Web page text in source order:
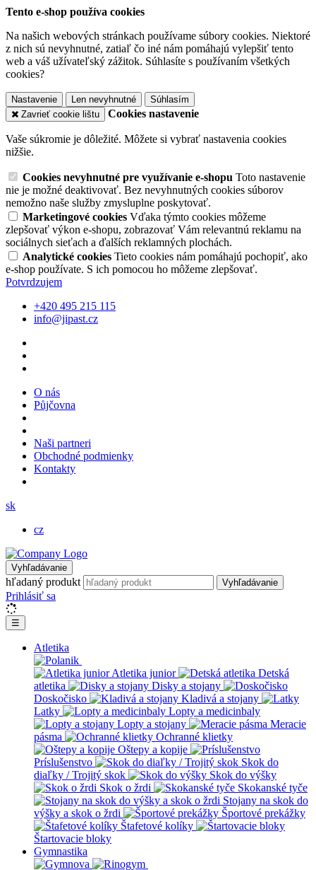
Tento e-shop používa cookies
Na našich webových stránkach používame súbory cookies. Niektoré
z nich sú nevyhnutné, zatiaľ čo iné nám pomáhajú vylepšiť tento
web a váš užívateľský zážitok. Súhlasíte s používaním všetkých
cookies?
Nastavenie Len nevyhnutné
Súhlasím
Zavrieť cookie lištu
Cookies nastavenie
Vaše súkromie je dôležité. Môžete si vybrať nastavenia cookies
nižšie.
Cookies nevyhnutné pre využívanie e-shopu Toto nastavenie
nie je možné deaktivovať. Bez nevyhnutných cookies súborov
nemožno naše služby zmysluplne poskytovať.
Marketingové cookies Vďaka týmto cookies môžeme
zlepšovať výkon e-shopu, zobrazovať Vám relevantnú reklamu na
sociálnych sieťach a ďalších reklamných plochách.
Analytické cookies Tieto cookies nám pomáhajú pochopiť, ako
e-shop používate. S ich pomocou ho môžeme zlepšovať.
Potvrdzujem
+420 495 215 115
info@jipast.cz
O nás
Půjčovna
Naši partneri
Obchodné podmienky
Kontakty
sk
cz
Vyhľadávanie
hľadaný produkt Vyhľadávanie
Prihlásiť sa
☰
Atletika
Atletika junior
Detská
atletika
Disky a stojany
Doskočisko
Kladivá a stojany
Latky
Lopty a medicinbaly
Lopty a stojany
Meracie
pásma
Ochranné klietky
Oštepy a kopije
Príslušenstvo
Skok do
diaľky / Trojitý skok
Skok do výšky
Skok o žrdi
Skokanské tyče
Stojany na skok do
výšky a skok o žrdi
Športové prekážky
Štafetové kolíky
Štartovacie bloky
Gymnastika